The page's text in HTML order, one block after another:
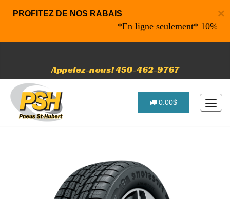
×
PROFITEZ DE NOS RABAIS
*En ligne seulement* 10% de
Appelez-nous! 450-462-9767
0.00$